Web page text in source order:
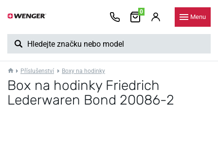
0
Menu
Příslušenství Boxy na hodinky
Box na hodinky Friedrich
Lederwaren Bond 20086-2